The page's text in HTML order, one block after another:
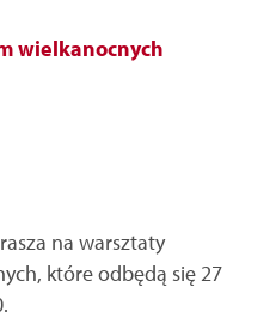
wielkanocnych
na warsztaty
które odbędą się 27